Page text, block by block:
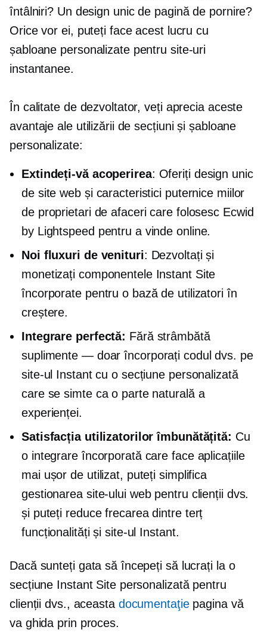
întâlniri? Un design unic de pagină de pornire?
Orice vor ei, puteți face acest lucru cu
șabloane personalizate pentru site-uri
instantanee.
În calitate de dezvoltator, veți aprecia aceste
avantaje ale utilizării de secțiuni și șabloane
personalizate:
Extindeți-vă acoperirea: Oferiți design unic
de site web și caracteristici puternice miilor
de proprietari de afaceri care folosesc Ecwid
by Lightspeed pentru a vinde online.
Noi fluxuri de venituri: Dezvoltați și
monetizați componentele Instant Site
încorporate pentru o bază de utilizatori în
creștere.
Integrare perfectă: Fără strâmbătă
suplimente — doar încorporați codul dvs. pe
site-ul Instant cu o secțiune personalizată
care se simte ca o parte naturală a
experienței.
Satisfacția utilizatorilor îmbunătățită: Cu
o integrare încorporată care face aplicațiile
mai ușor de utilizat, puteți simplifica
gestionarea site-ului web pentru clienții dvs.
și puteți reduce frecarea dintre terț
funcționalități și site-ul Instant.
Dacă sunteți gata să începeți să lucrați la o
secțiune Instant Site personalizată pentru
clienții dvs., aceasta documentaţiepagina vă
va ghida prin proces.